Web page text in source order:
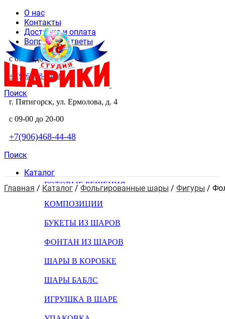
О нас
Контакты
Доставка и оплата
Вопросы и ответы
с 09-00 до 20-00
+7(906)468-44-48
Поиск
г. Пятигорск, ул. Ермолова, д. 4
с 09-00 до 20-00
+7(906)468-44-48
Поиск
Каталог
ГОТОВЫЕ РЕШЕНИЯ
КОМПОЗИЦИИ
БУКЕТЫ ИЗ ШАРОВ
ФОНТАН ИЗ ШАРОВ
ШАРЫ В КОРОБКЕ
ШАРЫ БАБЛС
ИГРУШКА В ШАРЕ
Главная / Каталог / Фольгированные шары / Фигуры /